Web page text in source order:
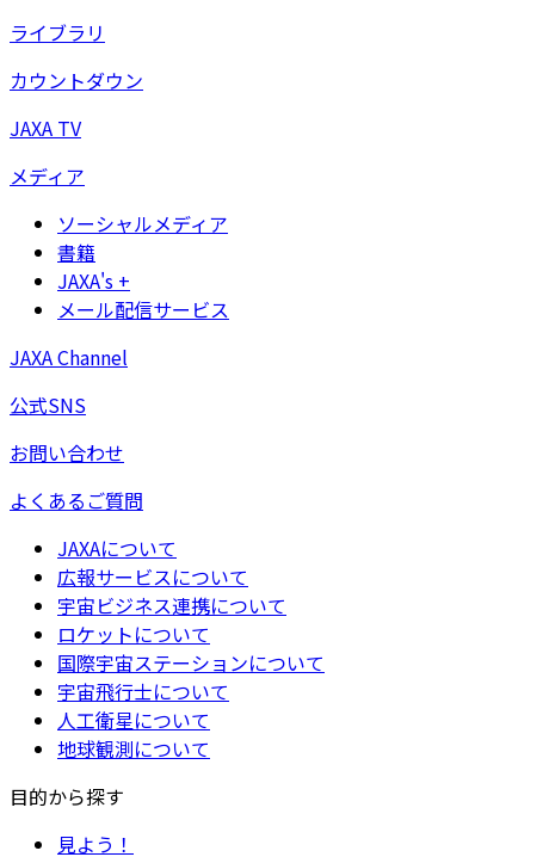
ライブラリ
カウントダウン
JAXA TV
メディア
ソーシャルメディア
書籍
JAXA's +
メール配信サービス
JAXA Channel
公式SNS
お問い合わせ
よくあるご質問
JAXAについて
広報サービスについて
宇宙ビジネス連携について
ロケットについて
国際宇宙ステーションについて
宇宙飛行士について
人工衛星について
地球観測について
目的から探す
見よう！